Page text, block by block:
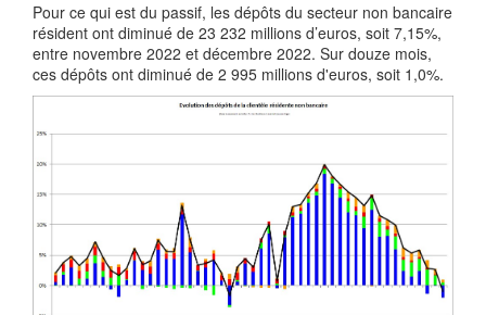
Pour ce qui est du passif, les dépôts du secteur non bancaire
résident ont diminué de 23 232 millions d’euros, soit 7,15%,
entre novembre 2022 et décembre 2022. Sur douze mois,
ces dépôts ont diminué de 2 995 millions d'euros, soit 1,0%.